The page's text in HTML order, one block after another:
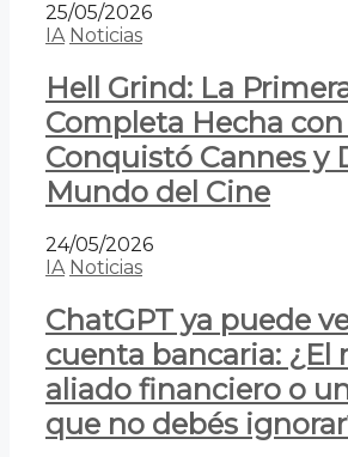
25/05/2026
IA Noticias
Hell Grind: La
Completa Hecha
Conquistó Cannes y
Mundo del Cine
24/05/2026
IA Noticias
ChatGPT ya puede
cuenta bancaria: ¿El
aliado financiero o
que no debés